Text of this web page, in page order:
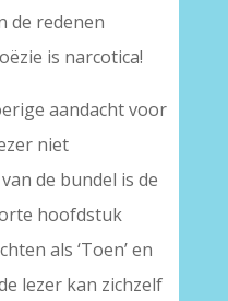
de redenen
is narcotica!
aandacht voor
niet
de bundel is de
hoofdstuk
als ‘Toen’ en
lezer kan zichzelf